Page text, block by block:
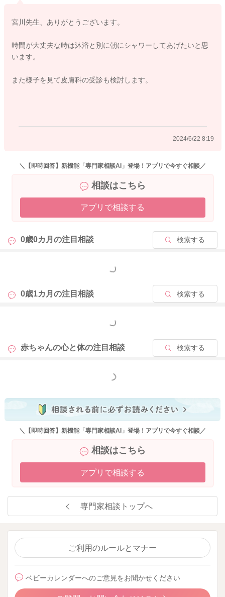
お薬を使うと綺麗になることが多いと思います。
よかったら参考になさってみてください。
どうぞよろしくお願いします。
宮川先生、ありがとうございます。
時間が大丈夫な時は沐浴と別に朝にシャワーしてあげたいと思
います。
また様子を見て皮膚科の受診も検討します。
2024/6/22 8:19
＼【即時回答】新機能「専門家相談AI」登場！アプリで今すぐ相談／
相談はこちら
アプリで相談する
0歳0カ月の注目相談 検索する
もっと見る
0歳1カ月の注目相談 検索する
もっと見る
赤ちゃんの心と体の注目相談 検索する
もっと見る
＼【即時回答】新機能「専門家相談AI」登場！アプリで今すぐ相談／
相談はこちら
アプリで相談する
専門家相談トップへ
ご利用のルールとマナー
ベビーカレンダーへのご意見をお聞かせください